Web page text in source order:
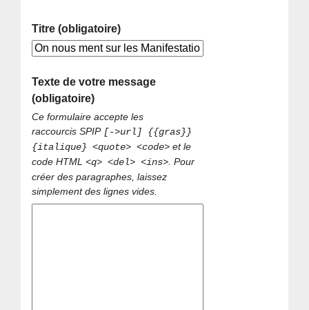
Titre (obligatoire)
Texte de votre message
(obligatoire)
Ce formulaire accepte les
raccourcis SPIP [->url] {{gras}}
{italique} <quote> <code> et le
code HTML<q> <del> <ins>. Pour
créer des paragraphes, laissez
simplement des lignes vides.